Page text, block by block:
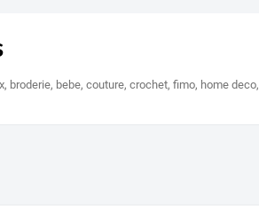
, broderie, bebe,couture,crochet,fimo, home deco,